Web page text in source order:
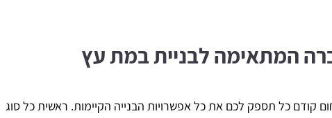
המתאימה לבניית במת עץ
קודם כל תספק לכם את כל אפשרויות הבנייה הקיימות. ראשית כל סוג
נעזרתי באתר בשביל להזמין פרגולה מעץ לחצר
וחסכתי כסף בעזרת השוואת המחירים שלהם.
על העזרה ממליצה בחום